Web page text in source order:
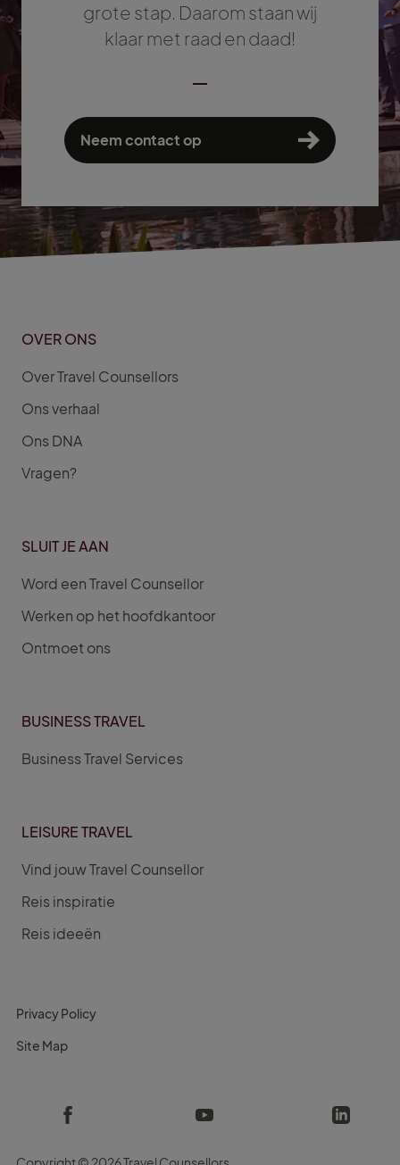
grote stap. Daarom staan wij
klaar met raad en daad!
Neem contact op
OVER ONS
Over Travel Counsellors
Ons verhaal
Ons DNA
Vragen?
SLUIT JE AAN
Word een Travel Counsellor
Werken op het hoofdkantoor
Ontmoet ons
BUSINESS TRAVEL
Business Travel Services
LEISURE TRAVEL
Vind jouw Travel Counsellor
Reis inspiratie
Reis ideeën
Privacy Policy
Site Map